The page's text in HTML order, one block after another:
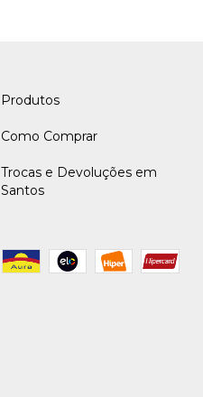
Produtos
Como Comprar
Trocas e Devoluções em
Santos